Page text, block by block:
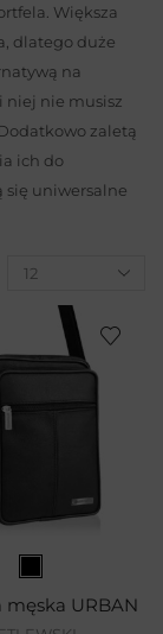
Większa
dlatego duże
na
niej nie musisz
zaletą
ich do
się uniwersalne
męska URBAN